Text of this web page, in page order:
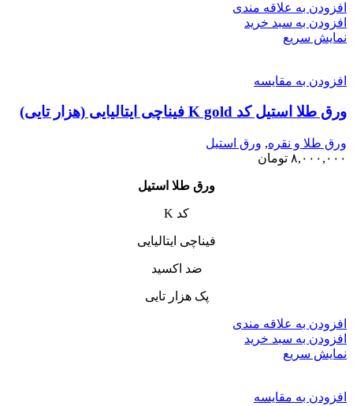
افزودن به علاقه مندی
افزودن به سبد خرید
نمایش سریع
افزودن به مقایسه
ورق طلا استیل کد K gold فیناچی ایتالیایی (هزار تایی)
ورق طلا و نقره, ورق استیل
۸,۰۰۰,۰۰۰ تومان
ورق طلا استیل
کد K
فیناچی ایتالیایی
ضد اکسید
پک هزار تایی
افزودن به علاقه مندی
افزودن به سبد خرید
نمایش سریع
افزودن به مقایسه